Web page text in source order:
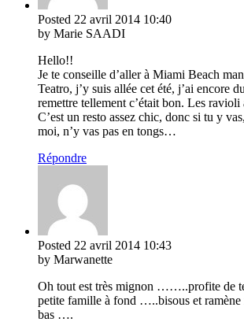
Posted 22 avril 2014 10:40
by Marie SAADI
Hello!!
Je te conseille d’aller à Miami Beach
Teatro, j’y suis allée cet été, j’ai encore
remettre tellement c’était bon. Les
C’est un resto assez chic, donc si tu y
moi, n’y vas pas en tongs…
Répondre
Posted 22 avril 2014 10:43
by Marwanette
Oh tout est très mignon ……..profite de
petite famille à fond …..bisous et ramène
bas ….